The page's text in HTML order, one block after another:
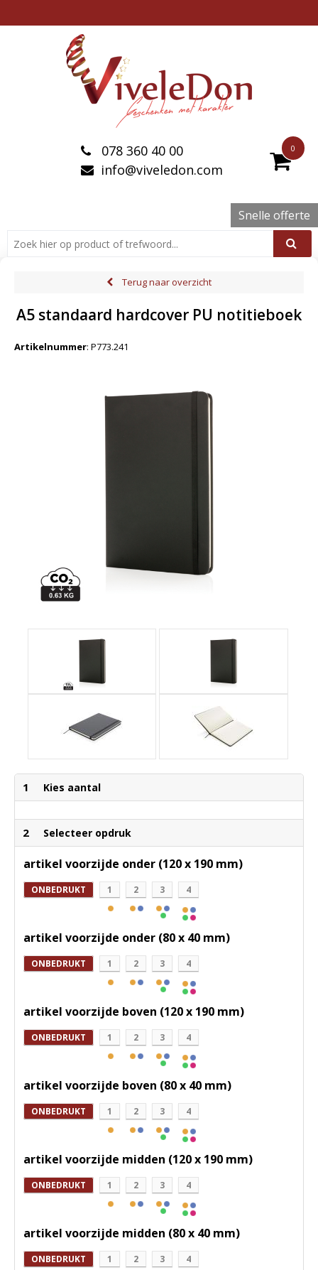
0
078 360 40 00
info@viveledon.com
Snelle offerte
Terug naar overzicht
A5 standaard hardcover PU notitieboek
Artikelnummer: P773.241
1 Kies aantal
2 Selecteer opdruk
artikel voorzijde onder (120 x 190 mm)
ONBEDRUKT 1 2 3 4
artikel voorzijde onder (80 x 40 mm)
ONBEDRUKT 1 2 3 4
artikel voorzijde boven (120 x 190 mm)
ONBEDRUKT 1 2 3 4
artikel voorzijde boven (80 x 40 mm)
ONBEDRUKT 1 2 3 4
artikel voorzijde midden (120 x 190 mm)
ONBEDRUKT 1 2 3 4
artikel voorzijde midden (80 x 40 mm)
ONBEDRUKT 1 2 3 4